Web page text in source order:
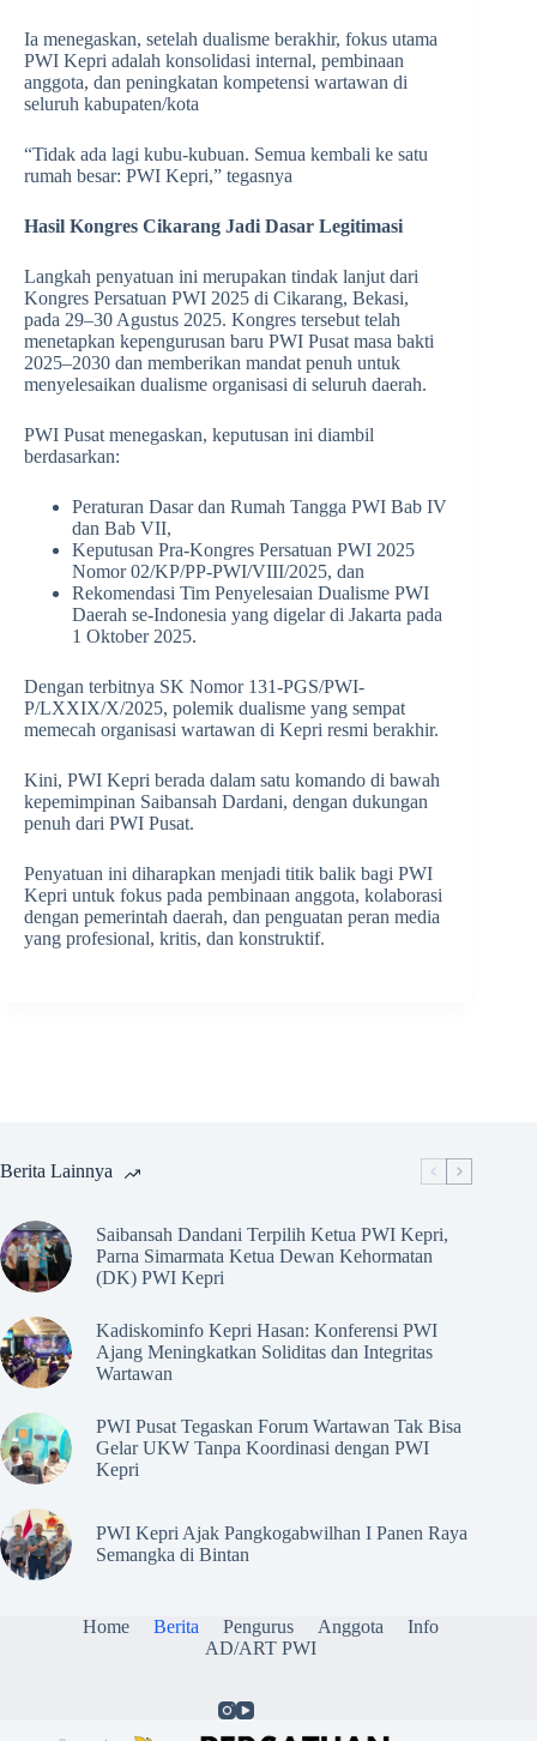
Ia menegaskan, setelah dualisme berakhir, fokus utama
PWI Kepri adalah konsolidasi internal, pembinaan
anggota, dan peningkatan kompetensi wartawan di
seluruh kabupaten/kota
“Tidak ada lagi kubu-kubuan. Semua kembali ke satu
rumah besar: PWI Kepri,” tegasnya
Hasil Kongres Cikarang Jadi Dasar Legitimasi
Langkah penyatuan ini merupakan tindak lanjut dari
Kongres Persatuan PWI 2025 di Cikarang, Bekasi,
pada 29–30 Agustus 2025. Kongres tersebut telah
menetapkan kepengurusan baru PWI Pusat masa bakti
2025–2030 dan memberikan mandat penuh untuk
menyelesaikan dualisme organisasi di seluruh daerah.
PWI Pusat menegaskan, keputusan ini diambil
berdasarkan:
Peraturan Dasar dan Rumah Tangga PWI Bab IV
dan Bab VII,
Keputusan Pra-Kongres Persatuan PWI 2025
Nomor 02/KP/PP-PWI/VIII/2025, dan
Rekomendasi Tim Penyelesaian Dualisme PWI
Daerah se-Indonesia yang digelar di Jakarta pada
1 Oktober 2025.
Dengan terbitnya SK Nomor 131-PGS/PWI-
P/LXXIX/X/2025, polemik dualisme yang sempat
memecah organisasi wartawan di Kepri resmi berakhir.
Kini, PWI Kepri berada dalam satu komando di bawah
kepemimpinan Saibansah Dardani, dengan dukungan
penuh dari PWI Pusat.
Penyatuan ini diharapkan menjadi titik balik bagi PWI
Kepri untuk fokus pada pembinaan anggota, kolaborasi
dengan pemerintah daerah, dan penguatan peran media
yang profesional, kritis, dan konstruktif.
Berita Lainnya
Saibansah Dandani Terpilih Ketua PWI Kepri,
Parna Simarmata Ketua Dewan Kehormatan
(DK) PWI Kepri
Kadiskominfo Kepri Hasan: Konferensi PWI
Ajang Meningkatkan Soliditas dan Integritas
Wartawan
PWI Pusat Tegaskan Forum Wartawan Tak Bisa
Gelar UKW Tanpa Koordinasi dengan PWI
Kepri
PWI Kepri Ajak Pangkogabwilhan I Panen Raya
Semangka di Bintan
Home Berita Pengurus Anggota
Info
AD/ART PWI